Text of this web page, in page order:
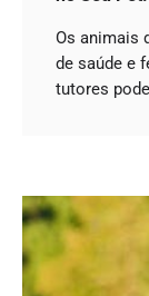
Os animais
de saúde e
tutores